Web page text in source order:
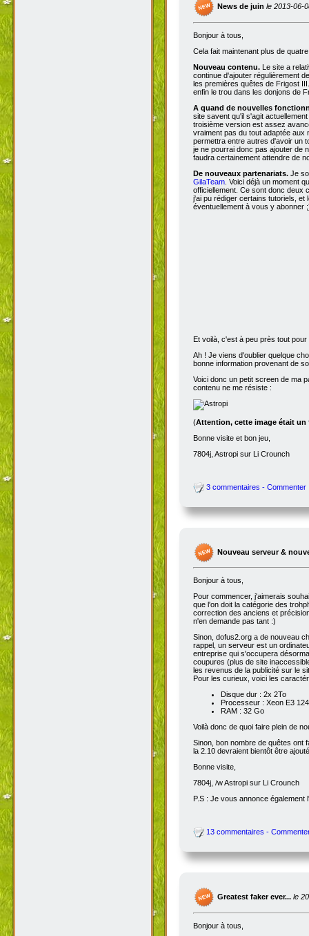
News de juin le 2013-06-
Bonjour à tous,
Cela fait maintenant plus de
Nouveau contenu. Le site a
continue d'ajouter régulièrement
les premières quêtes de Frigost
enfin le trou dans les donjons de
A quand de nouvelles
site savent qu'il s'agit
troisième version est assez
vraiment pas du tout adaptée aux
permettra entre autres d'avoir un
je ne pourrai donc pas ajouter de
faudra certainement attendre de
De nouveaux partenariats. Je
GilaTeam . Voici déjà un moment
officiellement. Ce sont donc deux
j'ai pu rédiger certains tutoriels,
éventuellement à vous y abonner
Et voilà, c'est à peu près tout
Ah ! Je viens d'oublier quelque
bonne information provenant de
Voici donc un petit screen de ma
contenu ne me résiste :
(Attention, cette image était un
Bonne visite et bon jeu,
7804j, Astropi sur Li Crounch
3 commentaires - Commenter
Nouveau serveur &
Bonjour à tous,
Pour commencer, j'aimerais
que l'on doit la catégorie des
correction des anciens et
n'en demande pas tant :)
Sinon, dofus2.org a de nouveau
rappel, un serveur est un
entreprise qui s'occupera
coupures (plus de site
les revenus de la publicité sur le
Pour les curieux, voici les
Disque dur : 2x 2To
Processeur : Xeon E3
RAM : 32 Go
Voilà donc de quoi faire plein de
Sinon, bon nombre de quêtes ont
la 2.10 devraient bientôt être
Bonne visite,
7804j, /w Astropi sur Li Crounch
P.S : Je vous annonce
13 commentaires -
Greatest faker ever... le
Bonjour à tous,